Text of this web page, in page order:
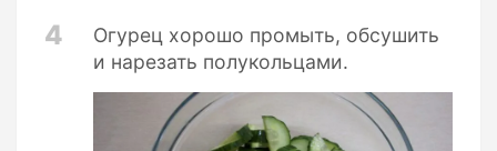
4
Огурец хорошо промыть, обсушить
и нарезать полукольцами.